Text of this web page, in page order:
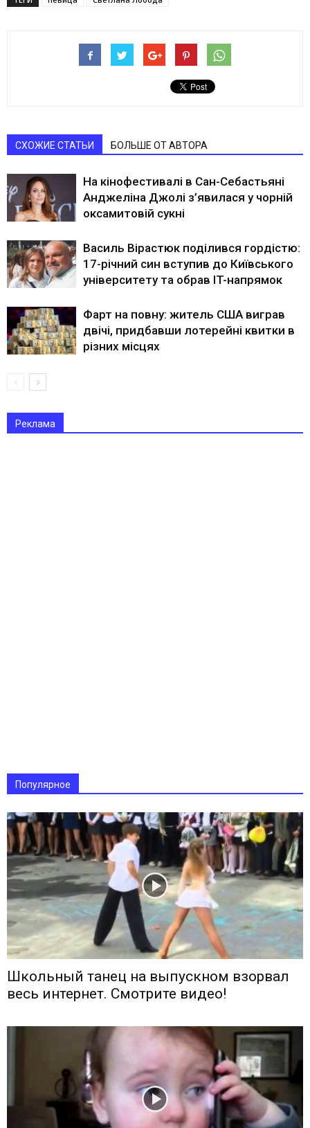
СХОЖИЕ СТАТЬИ БОЛЬШЕ ОТ АВТОРА
На кінофестивалі в Сан-Себастьяні
Анджеліна Джолі з’явилася у чорній
оксамитовій сукні
Василь Вірастюк поділився гордістю:
17-річний син вступив до Київського
університету та обрав IT-напрямок
Фарт на повну: житель США виграв
двічі, придбавши лотерейні квитки в
різних місцях
Реклама
Популярное
Школьный танец на выпускном взорвал
весь интернет. Смотрите видео!